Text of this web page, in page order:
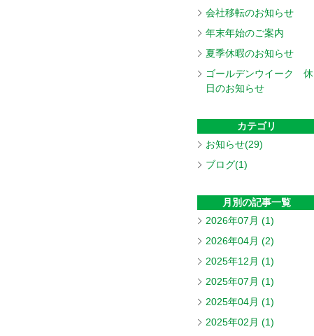
会社移転のお知らせ
年末年始のご案内
夏季休暇のお知らせ
ゴールデンウイーク 休
日のお知らせ
カテゴリ
お知らせ(29)
ブログ(1)
月別の記事一覧
2026年07月 (1)
2026年04月 (2)
2025年12月 (1)
2025年07月 (1)
2025年04月 (1)
2025年02月 (1)